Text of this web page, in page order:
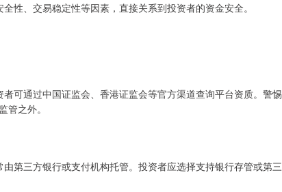
性、交易稳定性等因素，直接关系到投资者的资金安全。
可通过中国证监会、香港证监会等官方渠道查询平台资质。警惕
之外。
第三方银行或支付机构托管。投资者应选择支持银行存管或第三